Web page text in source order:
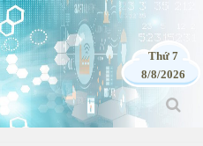
Thứ 7
8/8/2026